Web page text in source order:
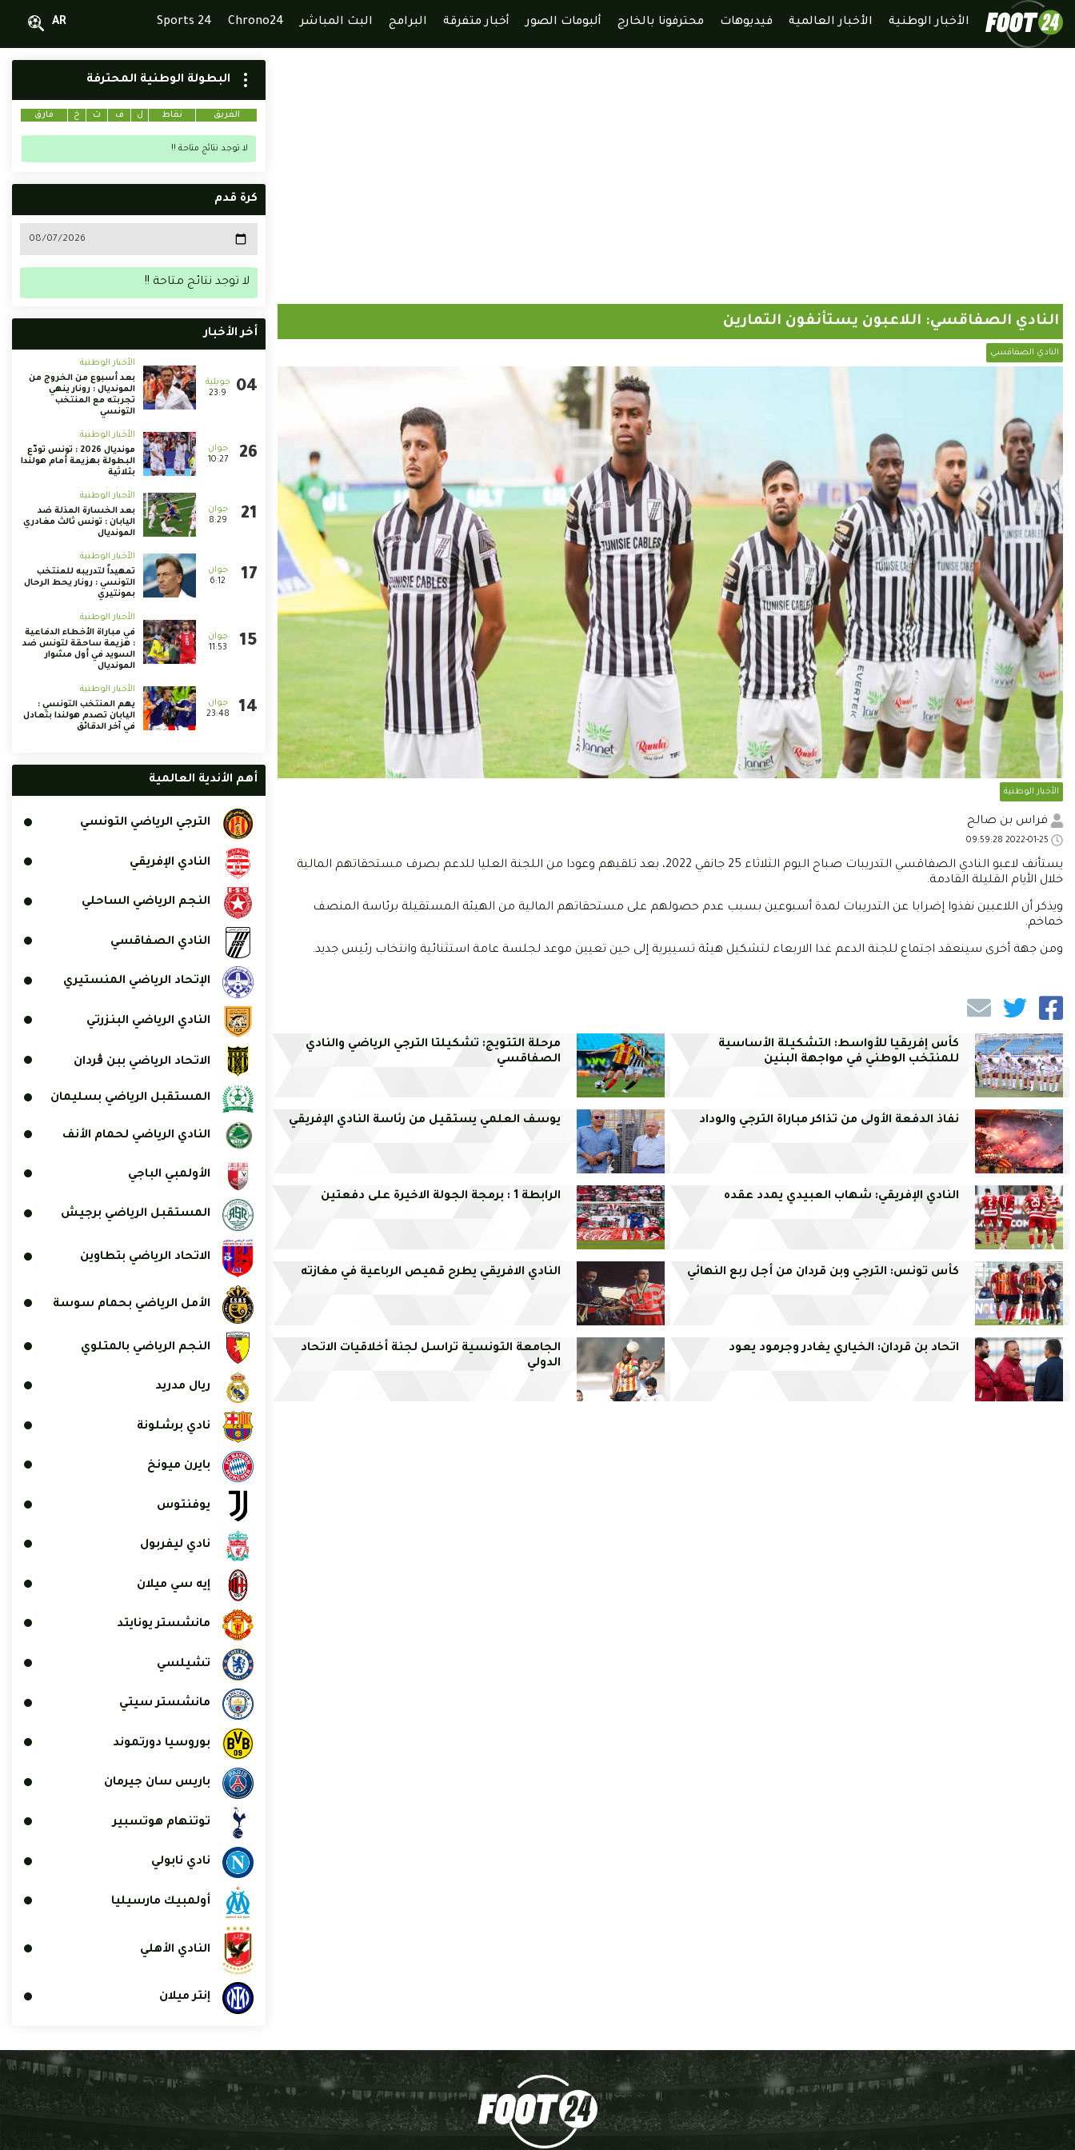
الأخبار الوطنية الأخبار العالمية فيديوهات محترفونا بالخارج ألبومات الصور أخبار متفرقة البرامج البث المباشر Chrono24
Sports 24
AR
النادي الصفاقسي: اللاعبون يستأنفون التمارين
النادي الصفاقسي
الأخبار الوطنية
فراس بن صالح
يستأنف لاعبو النادي الصفاقسي التدريبات صباح اليوم الثلاثاء 25 جانفي 2022، بعد تلقيهم وعودا من اللجنة العليا للدعم بصرف مستحقاتهم المالية
خلال الأيام القليلة القادمة.
ويذكر أن اللاعبين نفذوا إضرابا عن التدريبات لمدة أسبوعين بسبب عدم حصولهم على مستحقاتهم المالية من الهيئة المستقيلة برئاسة المنصف
خماخم.
ومن جهة أخرى سينعقد اجتماع للجنة الدعم غدا الاربعاء لتشكيل هيئة تسييرية إلى حين تعيين موعد لجلسة عامة استثنائية وانتخاب رئيس جديد.
كأس إفريقيا للأواسط: التشكيلة الأساسية
للمنتخب الوطني في مواجهة البنين
مرحلة التتويج: تشكيلتا الترجي الرياضي والنادي
الصفاقسي
نفاذ الدفعة الأولى من تذاكر مباراة الترجي والوداد يوسف العلمي يستقيل من رئاسة النادي الإفريقي
النادي الإفريقي: شهاب العبيدي يمدد عقده الرابطة 1 : برمجة الجولة الاخيرة على دفعتين
كأس تونس: الترجي وبن قردان من أجل ربع النهائي النادي الافريقي يطرح قميص الرباعية في مغازته
اتحاد بن قردان: الخياري يغادر وجرمود يعود
الجامعة التونسية تراسل لجنة أخلاقيات الاتحاد
الدولي
البطولة الوطنية المحترفة
الفريق نقاط ل ف ت خ فارق
لا توجد نتائج متاحة !!
كرة قدم
لا توجد نتائج متاحة !!
أخر الأخبار
23:9
الأخبار الوطنية
بعد أسبوع من الخروج من
المونديال : رونار ينهي
تجربته مع المنتخب
التونسي
10:27
الأخبار الوطنية
مونديال 2026 : تونس تودّع
البطولة بهزيمة أمام هولندا
بثلاثية
8:29
الأخبار الوطنية
بعد الخسارة المذلة ضد
اليابان : تونس ثالث مغادري
المونديال
6:12
الأخبار الوطنية
تمهيداً لتدريبه للمنتخب
التونسي : رونار يحط الرحال
بمونتيري
11:53
الأخبار الوطنية
في مباراة الأخطاء الدفاعية
: هزيمة ساحقة لتونس ضد
السويد في أول مشوار
المونديال
23:48
الأخبار الوطنية
يهم المنتخب التونسي :
اليابان تصدم هولندا بتعادل
في آخر الدقائق
أهم الأندية العالمية
الترجي الرياضي التونسي
النادي الإفريقي
النجم الرياضي الساحلي
النادي الصفاقسي
الإتحاد الرياضي المنستيري
النادي الرياضي البنزرتي
الاتحاد الرياضي ببن ڨردان
المستقبل الرياضي بسليمان
النادي الرياضي لحمام الأنف
الأولمبي الباجي
المستقبل الرياضي برجيش
الاتحاد الرياضي بتطاوين
الأمل الرياضي بحمام سوسة
النجم الرياضي بالمتلوي
ريال مدريد
نادي برشلونة
بايرن ميونخ
يوفنتوس
نادي ليفربول
إيه سي ميلان
مانشستر يونايتد
تشيلسي
مانشستر سيتي
بوروسيا دورتموند
باريس سان جيرمان
توتنهام هوتسبير
نادي نابولي
أولمبيك مارسيليا
النادي الأهلي
إنتر ميلان